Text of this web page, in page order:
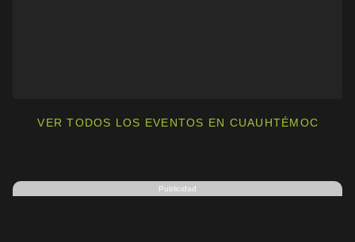
VER TODOS LOS EVENTOS EN CUAUHTÉMOC
Publicidad